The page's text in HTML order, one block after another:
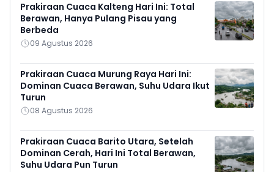
Prakiraan Cuaca Kalteng Hari Ini: Total
Berawan, Hanya Pulang Pisau yang
Berbeda
09 Agustus 2026
Prakiraan Cuaca Murung Raya Hari Ini:
Dominan Cuaca Berawan, Suhu Udara Ikut
Turun
08 Agustus 2026
Prakiraan Cuaca Barito Utara, Setelah
Dominan Cerah, Hari Ini Total Berawan,
Suhu Udara Pun Turun